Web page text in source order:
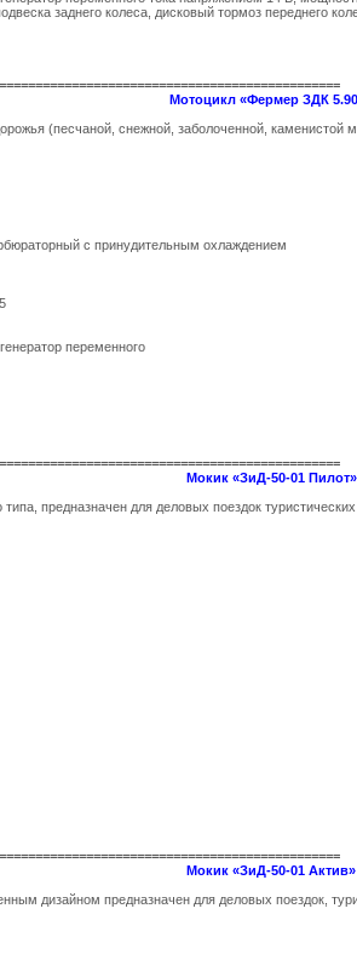
заднего колеса, дисковый тормоз переднего
Мотоцикл «Фермер ЗДК
(песчаной, снежной, заболоченной,
с принудительным охлаждением
переменного
Мокик «ЗиД-50-01 Пилот»
предназначен для деловых поездок
Мокик «ЗиД-50-01 Актив»
дизайном предназначен для деловых поездок,